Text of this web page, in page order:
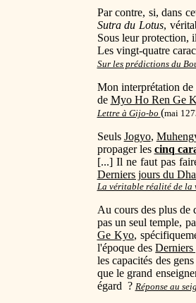
Par contre, si, dans
Sutra du Lotus,
Sous leur protection,
Les vingt-quatre
Sur les prédictions du
Mon interprétation
de Myo Ho Ren Ge
Lettre à Gijo-bo (mai
Seuls Jogyo,
propager les cinq
[...] Il ne faut pas
Derniers jours du
La véritable réalité de la
Au cours des plus de
pas un seul temple,
Ge Kyo,
l'époque des
les capacités des
que le grand
égard ? Réponse au